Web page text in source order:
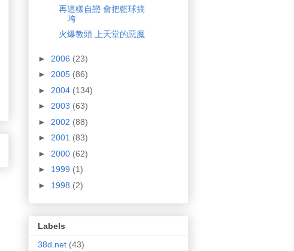
再這樣自戀 會把籃球搞
垮
火爆教頭 上天堂的惡魔
► 2006 (23)
► 2005 (86)
► 2004 (134)
► 2003 (63)
► 2002 (88)
► 2001 (83)
► 2000 (62)
► 1999 (1)
► 1998 (2)
Labels
38d.net (43)